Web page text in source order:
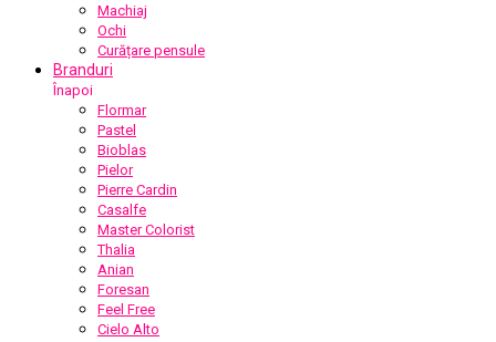
Machiaj
Ochi
Curățare pensule
Branduri
Înapoi
Flormar
Pastel
Bioblas
Pielor
Pierre Cardin
Casalfe
Master Colorist
Thalia
Anian
Foresan
Feel Free
Cielo Alto